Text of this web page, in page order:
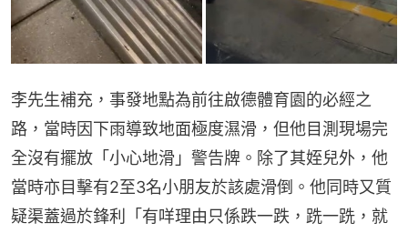
李先生補充，事發地點為前往啟德體育園的必經之
路，當時因下雨導致地面極度濕滑，但他目測現場完
全沒有擺放「小心地滑」警告牌。除了其姪兒外，他
當時亦目擊有2至3名小朋友於該處滑倒。他同時又質
疑渠蓋過於鋒利「有咩理由只係跌一跌，跣一跣，就